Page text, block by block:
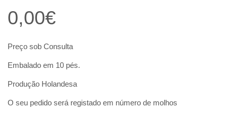
0,00€
Preço sob Consulta
Embalado em 10 pés.
Produção Holandesa
O seu pedido será registado em número de molhos